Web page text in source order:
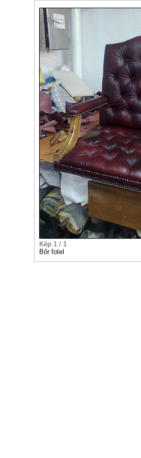
Kép 1 / 1
Bőr fotel